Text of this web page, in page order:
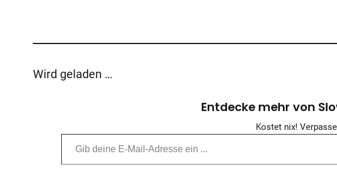
Wird geladen …
Entdecke mehr von
Kostet nix!
Gib deine E-Mail-Adresse ein …